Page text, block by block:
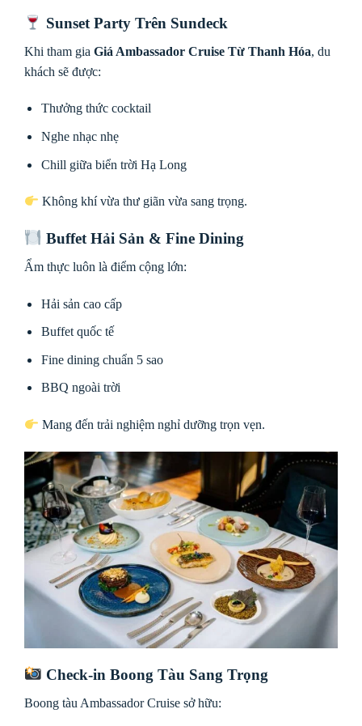
Sunset Party Trên Sundeck
Khi tham gia Giá Ambassador Cruise Từ Thanh Hóa, du
khách sẽ được:
Thưởng thức cocktail
Nghe nhạc nhẹ
Chill giữa biển trời Hạ Long
Không khí vừa thư giãn vừa sang trọng.
Buffet Hải Sản & Fine Dining
Ẩm thực luôn là điểm cộng lớn:
Hải sản cao cấp
Buffet quốc tế
Fine dining chuẩn 5 sao
BBQ ngoài trời
Mang đến trải nghiệm nghỉ dưỡng trọn vẹn.
Check-in Boong Tàu Sang Trọng
Boong tàu Ambassador Cruise sở hữu: